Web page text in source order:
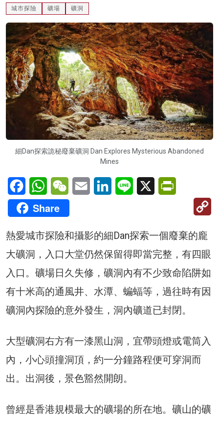
城市探險 礦場 礦洞
細Dan探索詭秘廢棄礦洞 Dan Explores Mysterious Abandoned
Mines
FacebookWhatsAppWeChatEmail LinkedInLine X
Share
熱愛城市探險和攝影的細Dan探索一個廢棄的龐
大礦洞，入口大堂仍然保留得即當完整，有四眼
入口。礦場日久失修，礦洞內有不少致命陷阱如
有十米高的通風井、水潭、蝙蝠等，過往時有因
礦洞內探險的意外發生，洞內礦道已封閉。
大型礦洞右方有一漆黑山洞，宜帶頭燈或電筒入
內，小心頭撞洞頂，約一分鐘路程便可穿洞而
出。出洞後，景色豁然開朗。
曾經是香港規模最大的礦場的所在地。礦山的礦